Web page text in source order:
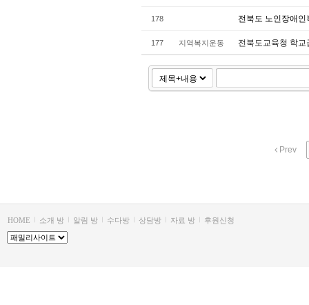
178 전북도 노인장애
177 지역복지운동 전북도교육청 학
Prev
HOME 소개 방 알림 방 수다방 상담방 자료 방 후원신청